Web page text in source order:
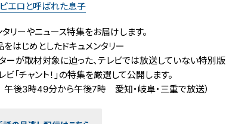
ピエロと呼ばれた息子
タリーやニュース特集をお届けします。
をはじめとしたドキュメンタリー
ターが取材対象に迫った、テレビでは放送していない特別版
ビ「チャント！」の特集を厳選して公開します。
午後3時49分から午後7時 愛知・岐阜・三重で放送）